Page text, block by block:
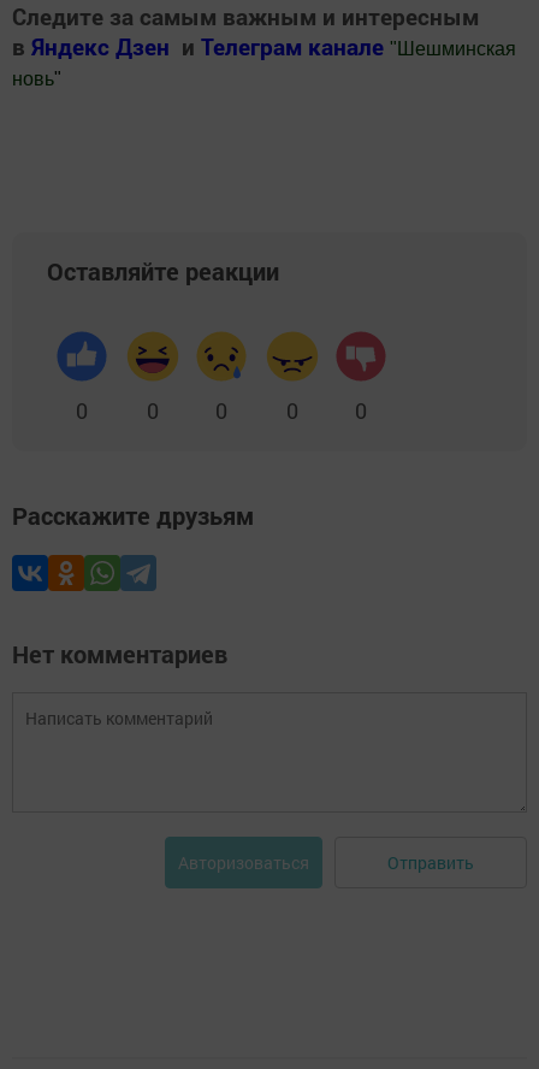
Следите за самым важным и интересным
в Яндекс Дзен и Телеграм канале " Шешминская
новь"
Оставляйте реакции
0 0 0 0 0
Расскажите друзьям
Нет комментариев
Авторизоваться Отправить